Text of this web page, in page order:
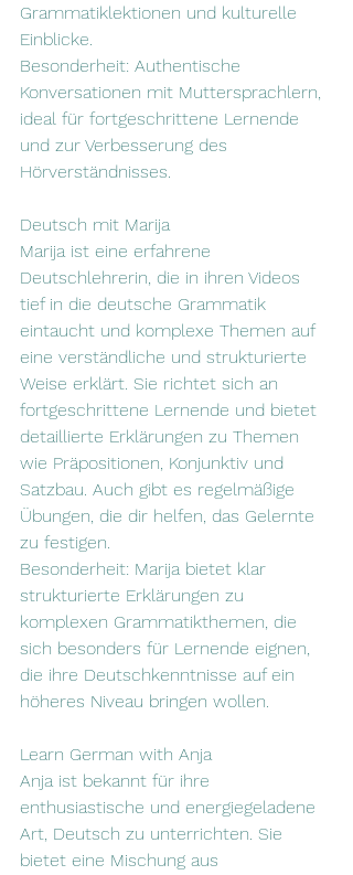
Grammatiklektionen und kulturelle
Einblicke.
Besonderheit: Authentische
Konversationen mit Muttersprachlern,
ideal für fortgeschrittene Lernende
und zur Verbesserung des
Hörverständnisses.
Deutsch mit Marija
Marija ist eine erfahrene
Deutschlehrerin, die in ihren Videos
tief in die deutsche Grammatik
eintaucht und komplexe Themen auf
eine verständliche und strukturierte
Weise erklärt. Sie richtet sich an
fortgeschrittene Lernende und bietet
detaillierte Erklärungen zu Themen
wie Präpositionen, Konjunktiv und
Satzbau. Auch gibt es regelmäßige
Übungen, die dir helfen, das Gelernte
zu festigen.
Besonderheit: Marija bietet klar
strukturierte Erklärungen zu
komplexen Grammatikthemen, die
sich besonders für Lernende eignen,
die ihre Deutschkenntnisse auf ein
höheres Niveau bringen wollen.
Learn German with Anja
Anja ist bekannt für ihre
enthusiastische und energiegeladene
Art, Deutsch zu unterrichten. Sie
bietet eine Mischung aus